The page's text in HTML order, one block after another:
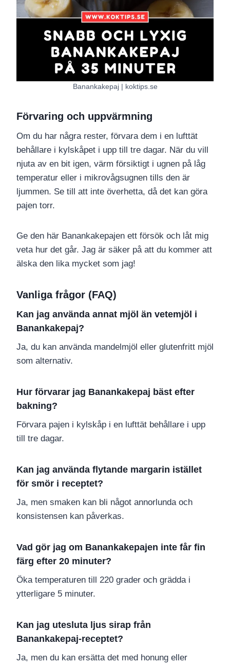
Banankakepaj | koktips.se
Förvaring och uppvärmning
Om du har några rester, förvara dem i en lufttät
behållare i kylskåpet i upp till tre dagar. När du vill
njuta av en bit igen, värm försiktigt i ugnen på låg
temperatur eller i mikrovågsugnen tills den är
ljummen. Se till att inte överhetta, då det kan göra
pajen torr.
Ge den här Banankakepajen ett försök och låt mig
veta hur det går. Jag är säker på att du kommer att
älska den lika mycket som jag!
Vanliga frågor (FAQ)
Kan jag använda annat mjöl än vetemjöl i
Banankakepaj?
Ja, du kan använda mandelmjöl eller glutenfritt mjöl
som alternativ.
Hur förvarar jag Banankakepaj bäst efter
bakning?
Förvara pajen i kylskåp i en lufttät behållare i upp
till tre dagar.
Kan jag använda flytande margarin istället
för smör i receptet?
Ja, men smaken kan bli något annorlunda och
konsistensen kan påverkas.
Vad gör jag om Banankakepajen inte får fin
färg efter 20 minuter?
Öka temperaturen till 220 grader och grädda i
ytterligare 5 minuter.
Kan jag utesluta ljus sirap från
Banankakepaj-receptet?
Ja, men du kan ersätta det med honung eller